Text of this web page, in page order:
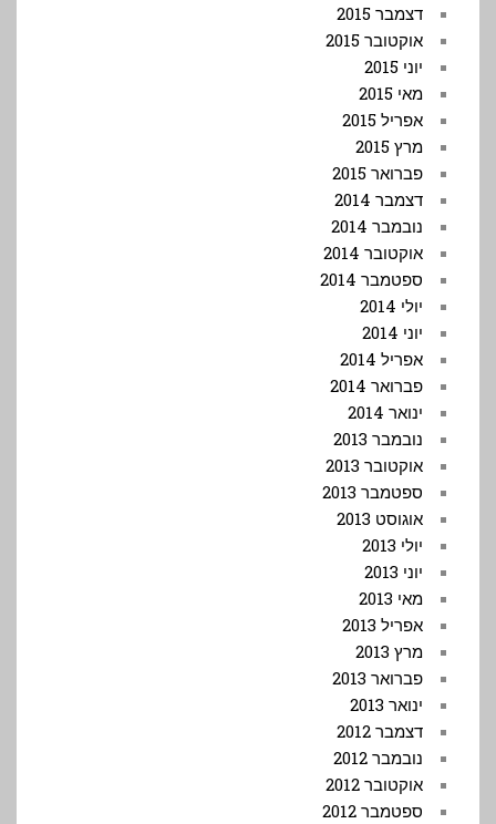
דצמבר 2015
אוקטובר 2015
יוני 2015
מאי 2015
אפריל 2015
מרץ 2015
פברואר 2015
דצמבר 2014
נובמבר 2014
אוקטובר 2014
ספטמבר 2014
יולי 2014
יוני 2014
אפריל 2014
פברואר 2014
ינואר 2014
נובמבר 2013
אוקטובר 2013
ספטמבר 2013
אוגוסט 2013
יולי 2013
יוני 2013
מאי 2013
אפריל 2013
מרץ 2013
פברואר 2013
ינואר 2013
דצמבר 2012
נובמבר 2012
אוקטובר 2012
ספטמבר 2012